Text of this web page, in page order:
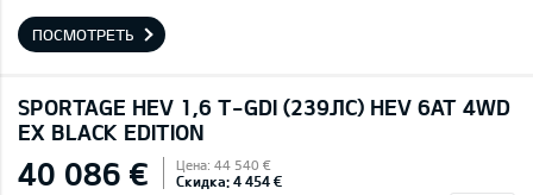
ПОСМОТРЕТЬ
SPORTAGE HEV 1,6 T-GDI (239ЛС) HEV 6AT 4WD
EX BLACK EDITION
40 086 € Цена: 44 540 €
Скидка: 4 454 €